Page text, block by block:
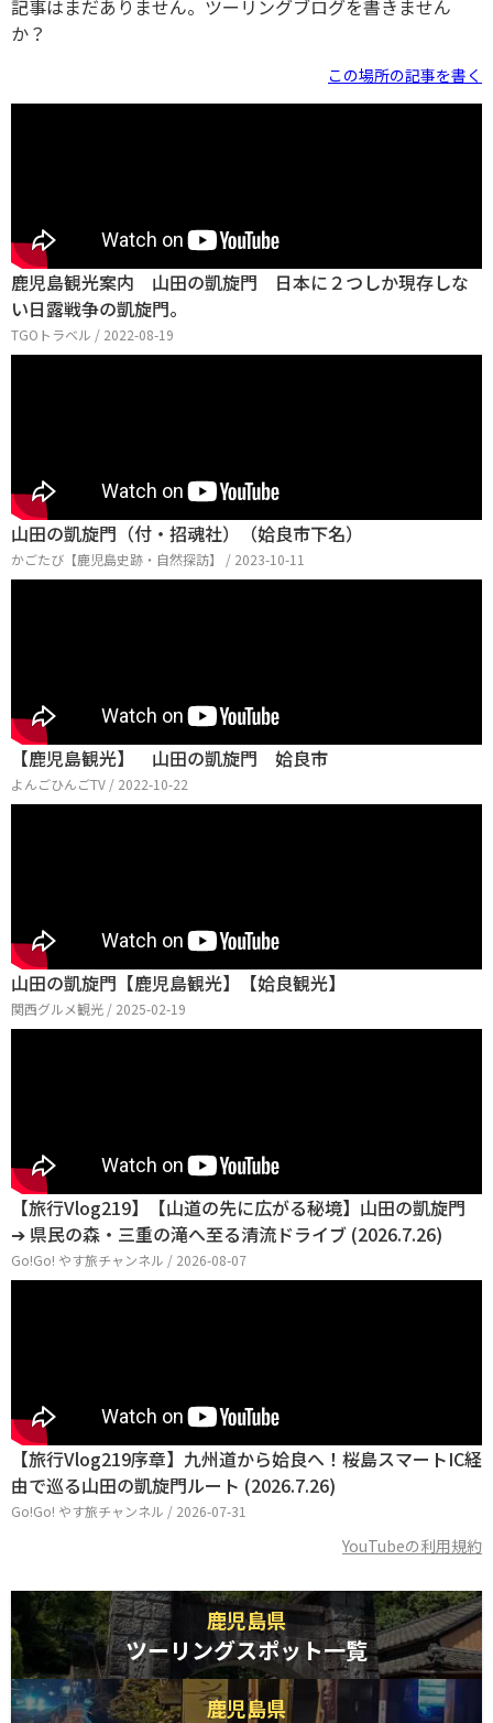
記事はまだありません。ツーリングブログを書きません
か？
この場所の記事を書く
鹿児島観光案内 山田の凱旋門 日本に２つしか現存しな
い日露戦争の凱旋門。
TGOトラベル / 2022-08-19
山田の凱旋門（付・招魂社）（姶良市下名）
かごたび【鹿児島史跡・自然探訪】 / 2023-10-11
【鹿児島観光】 山田の凱旋門 姶良市
よんごひんごTV / 2022-10-22
山田の凱旋門【鹿児島観光】【姶良観光】
関西グルメ観光 / 2025-02-19
【旅行Vlog219】【山道の先に広がる秘境】山田の凱旋門
➔ 県民の森・三重の滝へ至る清流ドライブ (2026.7.26)
Go!Go! やす旅チャンネル / 2026-08-07
【旅行Vlog219序章】九州道から姶良へ！桜島スマートIC経
由で巡る山田の凱旋門ルート (2026.7.26)
Go!Go! やす旅チャンネル / 2026-07-31
YouTubeの利用規約
鹿児島県
ツーリングスポット一覧
鹿児島県